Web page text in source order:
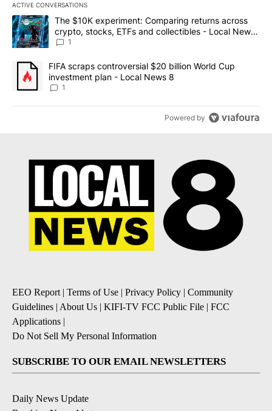
ACTIVE CONVERSATIONS
The following is a list of the most commented articles in the last
A trending article titled "The $10K experiment: Comparing
The $10K experiment: Comparing returns across
crypto, stocks, ETFs and collectibles - Local News
8
1
A trending article titled "FIFA scraps controversial $20 billion
FIFA scraps controversial $20 billion World Cup
investment plan - Local News 8
1
Powered by
EEO Report| Terms of Use | Privacy Policy | Community
Guidelines | About Us | KIFI-TV FCC Public File | FCC
Applications |
Do Not Sell My Personal Information
SUBSCRIBE TO OUR EMAIL NEWSLETTERS
Daily News Update